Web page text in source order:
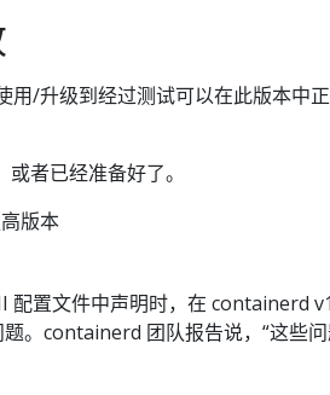
/升级到经过测试可以在此版本中
者已经准备好了。
版本
配置文件中声明时，在 containerd
。containerd 团队报告说，“这些